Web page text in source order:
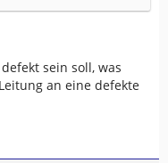
sein soll, was
an eine defekte